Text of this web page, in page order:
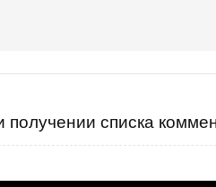
списка